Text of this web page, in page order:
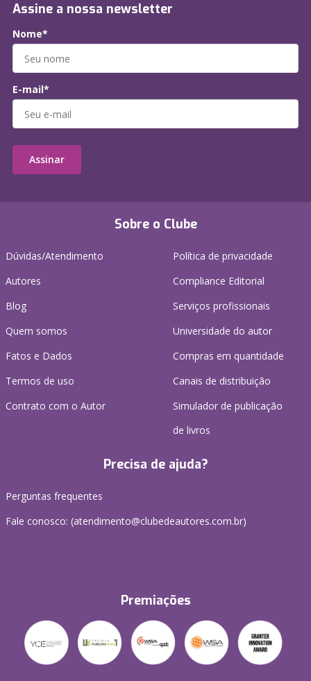
Sobre o Clube
Dúvidas/Atendimento
Autores
Blog
Quem somos
Fatos e Dados
Termos de uso
Contrato com o Autor
Política de privacidade
Compliance Editorial
Serviços profissionais
Universidade do autor
Compras em quantidade
Canais de distribuição
Simulador de publicação
de livros
Precisa de ajuda?
Perguntas frequentes
Fale conosco: (atendimento@clubedeautores.com.br)
Premiações
Assine a nossa newsletter
Nome*
E-mail*
Assinar